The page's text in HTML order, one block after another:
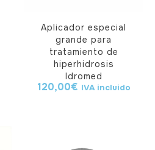
Aplicador especial
grande para
tratamiento de
hiperhidrosis
Idromed
120,00€ IVA incluido